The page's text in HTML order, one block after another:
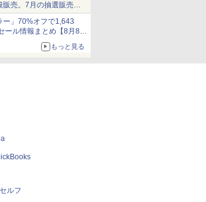
販売。7月の抽選販売の
ー」70%オフで1,643
ール情報まとめ【8月8日
では「大神 絶景版」が
もっと見る
ルフ